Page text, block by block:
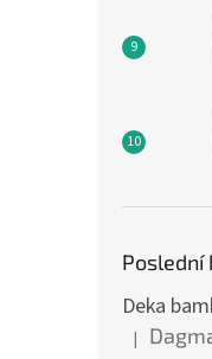
Poslední
Hodnocení
|